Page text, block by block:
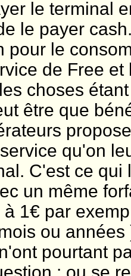
le terminal
le payer
pour le
de Free
choses
être que
qu'on
C'est ce
un même
1€ par
ou
pourtant
: ou se